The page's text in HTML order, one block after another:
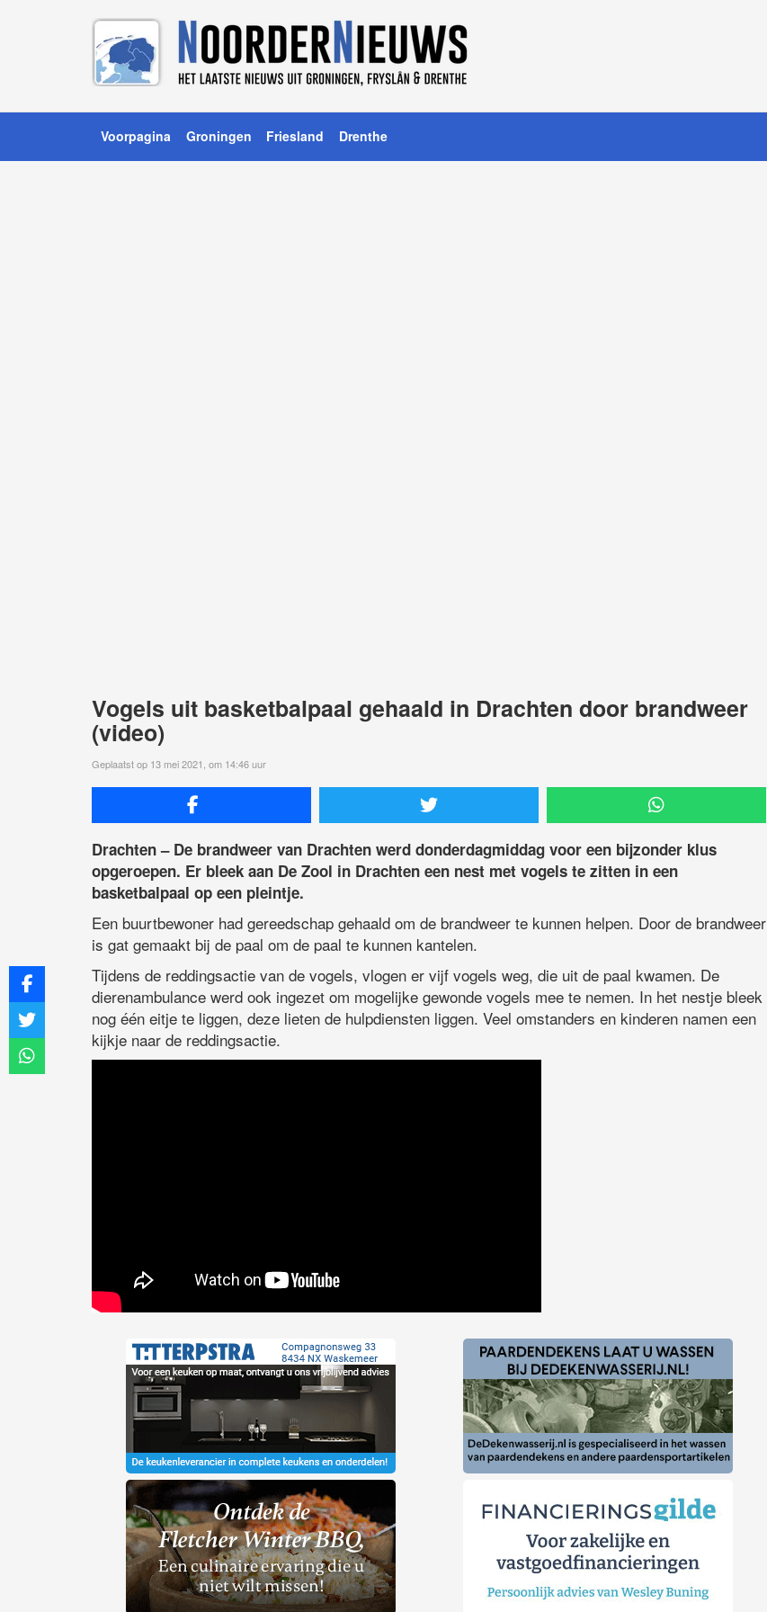
Voorpagina Groningen Friesland Drenthe
Vogels uit basketbalpaal gehaald in Drachten door brandweer
(video)
Geplaatst op 13 mei 2021, om 14:46 uur
Drachten – De brandweer van Drachten werd donderdagmiddag voor een bijzonder klus
opgeroepen. Er bleek aan De Zool in Drachten een nest met vogels te zitten in een
basketbalpaal op een pleintje.
Een buurtbewoner had gereedschap gehaald om de brandweer te kunnen helpen. Door de brandweer
is gat gemaakt bij de paal om de paal te kunnen kantelen.
Tijdens de reddingsactie van de vogels, vlogen er vijf vogels weg, die uit de paal kwamen. De
dierenambulance werd ook ingezet om mogelijke gewonde vogels mee te nemen. In het nestje bleek
nog één eitje te liggen, deze lieten de hulpdiensten liggen. Veel omstanders en kinderen namen een
kijkje naar de reddingsactie.